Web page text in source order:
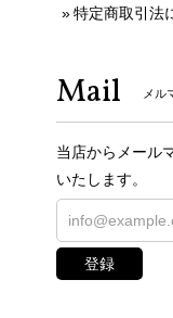
特定商取引法
Mail メル
当店からメール
いたします。
登録